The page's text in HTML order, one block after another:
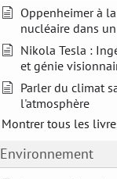
Oppenheimer à
nucléaire dans
Nikola Tesla :
et génie
Parler du climat
l'atmosphère
Montrer tous les
Environnement